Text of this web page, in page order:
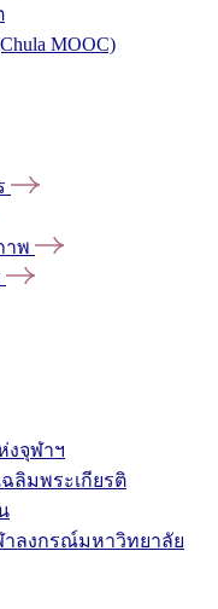
MOOC)
าพ
งจุฬาฯ
ลิมพระเกียรติ
ลงกรณ์มหาวิทยาลัย